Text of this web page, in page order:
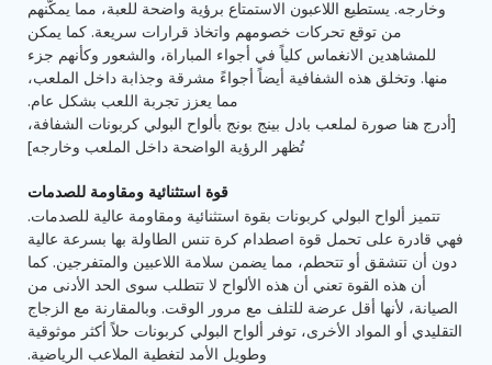
وخارجه. يستطيع اللاعبون الاستمتاع برؤية واضحة للعبة، مما يمكّنهم
من توقع تحركات خصومهم واتخاذ قرارات سريعة. كما يمكن
للمشاهدين الانغماس كلياً في أجواء المباراة، والشعور وكأنهم جزء
منها. وتخلق هذه الشفافية أيضاً أجواءً مشرقة وجذابة داخل الملعب،
مما يعزز تجربة اللعب بشكل عام.
[أدرج هنا صورة لملعب بادل بينج بونج بألواح البولي كربونات الشفافة،
تُظهر الرؤية الواضحة داخل الملعب وخارجه]
قوة استثنائية ومقاومة للصدمات
تتميز ألواح البولي كربونات بقوة استثنائية ومقاومة عالية للصدمات.
فهي قادرة على تحمل قوة اصطدام كرة تنس الطاولة بها بسرعة عالية
دون أن تتشقق أو تتحطم، مما يضمن سلامة اللاعبين والمتفرجين. كما
أن هذه القوة تعني أن هذه الألواح لا تتطلب سوى الحد الأدنى من
الصيانة، لأنها أقل عرضة للتلف مع مرور الوقت. وبالمقارنة مع الزجاج
التقليدي أو المواد الأخرى، توفر ألواح البولي كربونات حلاً أكثر موثوقية
وطويل الأمد لتغطية الملاعب الرياضية.